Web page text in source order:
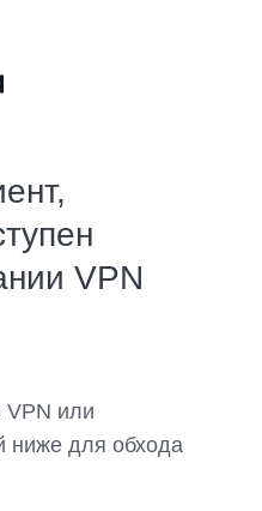
VPN
VPN или
ниже для обхода